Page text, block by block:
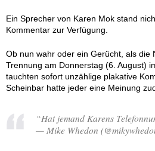
Ein Sprecher von Karen Mok stand
Kommentar zur Verfügung.
Ob nun wahr oder ein Gerücht, als die
Trennung am Donnerstag (6. August)
tauchten sofort unzählige plakative
Scheinbar hatte jeder eine Meinung
“Hat jemand Karens
— Mike Whedon